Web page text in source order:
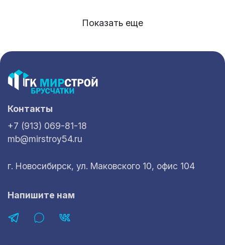
Показать еще
Контакты
+7 (913) 069-81-18
mb@mirstroy54.ru
г. Новосибирск, ул. Маковского 10, офис 104
Напишите нам